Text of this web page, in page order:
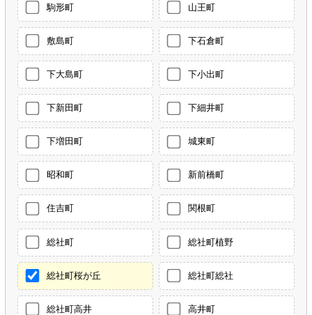
駒形町 山王町
敷島町 下石倉町
下大島町 下小出町
下新田町 下細井町
下増田町 城東町
昭和町 新前橋町
住吉町 関根町
総社町 総社町植野
総社町桜が丘 総社町総社
総社町高井 高井町